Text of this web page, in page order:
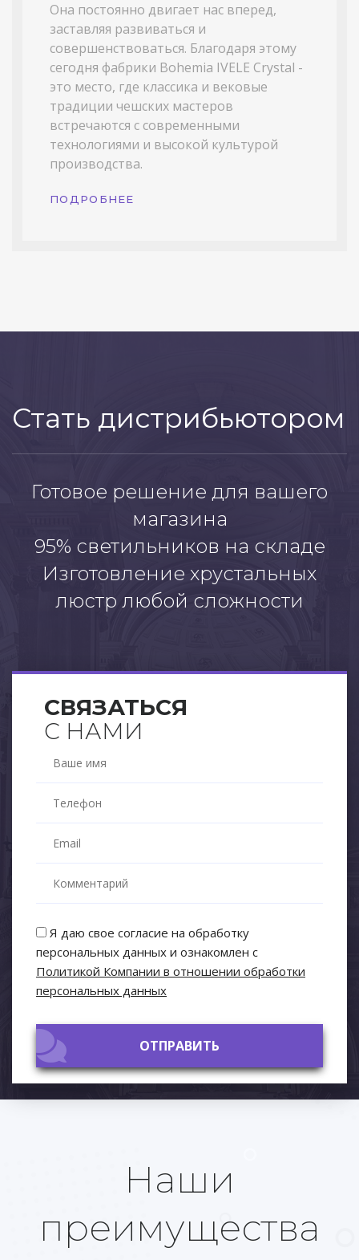
Она постоянно двигает нас вперед,
заставляя развиваться и
совершенствоваться. Благодаря этому
сегодня фабрики Bohemia IVELE Crystal -
это место, где классика и вековые
традиции чешских мастеров
встречаются с современными
технологиями и высокой культурой
производства.
ПОДРОБНЕЕ
Стать дистрибьютором
Готовое решение для вашего
магазина
95% светильников на складе
Изготовление хрустальных
люстр любой сложности
СВЯЗАТЬСЯ
С НАМИ
Я даю свое согласие на обработку
персональных данных и ознакомлен с
Политикой Компании в отношении обработки
персональных данных
ОТПРАВИТЬ
ОТПРАВИТЬ
Наши
преимущества